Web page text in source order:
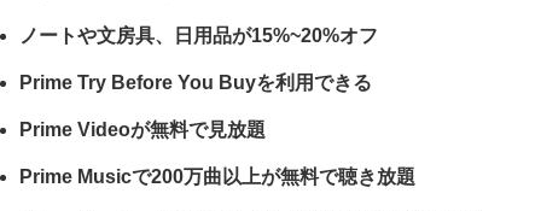
ノートや文房具、日用品が15%~20%オフ
Prime Try Before You Buyを利用できる
Prime Videoが無料で見放題
Prime Musicで200万曲以上が無料で聴き放題